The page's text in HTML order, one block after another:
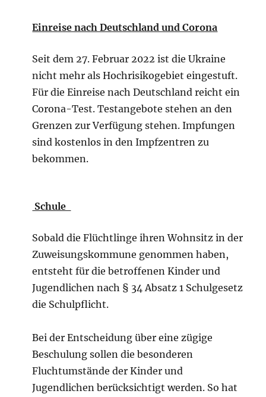
Einreise nach Deutschland und Corona
Seit dem 27. Februar 2022 ist die Ukraine
nicht mehr als Hochrisikogebiet eingestuft.
Für die Einreise nach Deutschland reicht ein
Corona-Test. Testangebote stehen an den
Grenzen zur Verfügung stehen. Impfungen
sind kostenlos in den Impfzentren zu
bekommen.
Schule
Sobald die Flüchtlinge ihren Wohnsitz in der
Zuweisungskommune genommen haben,
entsteht für die betroffenen Kinder und
Jugendlichen nach § 34 Absatz 1 Schulgesetz
die Schulpflicht.
Bei der Entscheidung über eine zügige
Beschulung sollen die besonderen
Fluchtumstände der Kinder und
Jugendlichen berücksichtigt werden. So hat